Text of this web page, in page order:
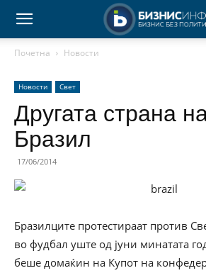
Почетна Новости
Новости Свет
Другата страна
Бразил
17/06/2014
Бразилците протестираат против
во фудбал уште од јуни минатата
беше домаќин на Купот на